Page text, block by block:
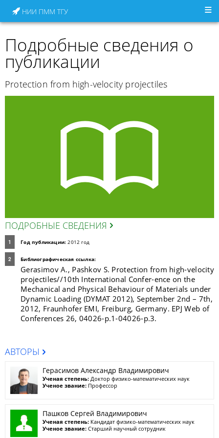
НИИ ПММ ТГУ
Подробные сведения о
публикации
Protection from high-velocity projectiles
ПОДРОБНЫЕ СВЕДЕНИЯ
Год публикации: 2012 год
Библиографическая ссылка:
Gerasimov A., Pashkov S. Protection from high-velocity
projectiles//10th International Confer-ence on the
Mechanical and Physical Behaviour of Materials under
Dynamic Loading (DYMAT 2012), September 2nd – 7th,
2012, Fraunhofer EMI, Freiburg, Germany. EPJ Web of
Conferences 26, 04026-p.1-04026-p.3.
АВТОРЫ
Герасимов Александр Владимирович
Ученая степень: Доктор физико-математических наук
Ученое звание: Профессор
Пашков Сергей Владимирович
Ученая степень: Кандидат физико-математических наук
Ученое звание: Старший научный сотрудник